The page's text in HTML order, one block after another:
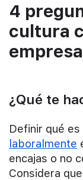
4
cultura
¿Qué te
Definir qué
laboralmente
encajas o no
Considera